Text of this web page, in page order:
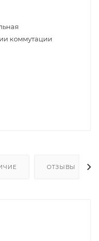
коммутации
ОТЗЫВЫ